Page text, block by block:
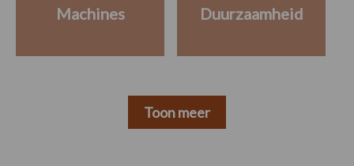
Machines Duurzaamheid
Toon meer